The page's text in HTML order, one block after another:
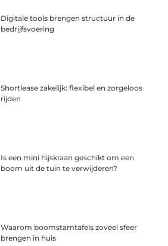
Digitale tools brengen structuur in de
bedrijfsvoering
Shortlease zakelijk: flexibel en zorgeloos
rijden
Is een mini hijskraan geschikt om een
boom uit de tuin te verwijderen?
Waarom boomstamtafels zoveel sfeer
brengen in huis